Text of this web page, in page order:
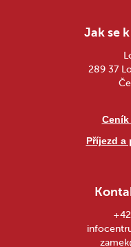
Jak se
289 37
Příjezd a